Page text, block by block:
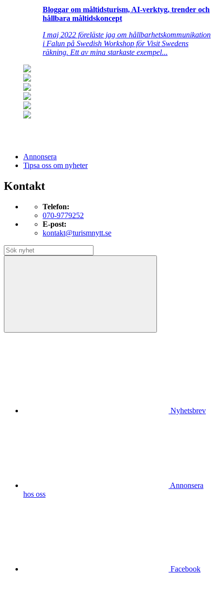
Bloggar om måltidsturism, AI-verktyg, trender och
hållbara måltidskoncept
I maj 2022 föreläste jag om hållbarhetskommunikation
i Falun på Swedish Workshop för Visit Swedens
räkning. Ett av mina starkaste exempel...
Annonsera
Tipsa oss om nyheter
Kontakt
Telefon:
070-9779252
E-post:
kontakt@turismnytt.se
Nyhetsbrev
Annonsera
hos oss
Facebook